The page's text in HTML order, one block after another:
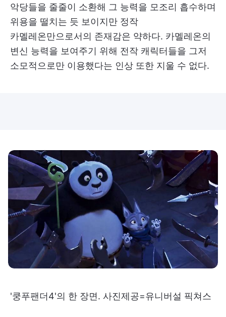
악당들을 줄줄이 소환해 그 능력을 모조리 흡수하며
위용을 떨치는 듯 보이지만 정작
카멜레온만으로서의 존재감은 약하다. 카멜레온의
변신 능력을 보여주기 위해 전작 캐릭터들을 그저
소모적으로만 이용했다는 인상 또한 지울 수 없다.
'쿵푸팬더4'의 한 장면. 사진제공=유니버설 픽쳐스